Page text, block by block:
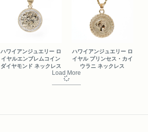
ハワイアンジュエリー ロ
イヤルエンブレムコイン
ダイヤモンド ネックレス
ハワイアンジュエリー ロ
イヤル プリンセス・カイ
ウラニ ネックレス
Load More